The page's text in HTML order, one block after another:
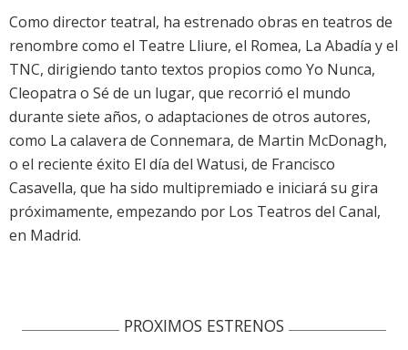
Como director teatral, ha estrenado obras en teatros de
renombre como el Teatre Lliure, el Romea, La Abadía y el
TNC, dirigiendo tanto textos propios como Yo Nunca,
Cleopatra o Sé de un lugar, que recorrió el mundo
durante siete años, o adaptaciones de otros autores,
como La calavera de Connemara, de Martin McDonagh,
o el reciente éxito El día del Watusi, de Francisco
Casavella, que ha sido multipremiado e iniciará su gira
próximamente, empezando por Los Teatros del Canal,
en Madrid.
PROXIMOS ESTRENOS